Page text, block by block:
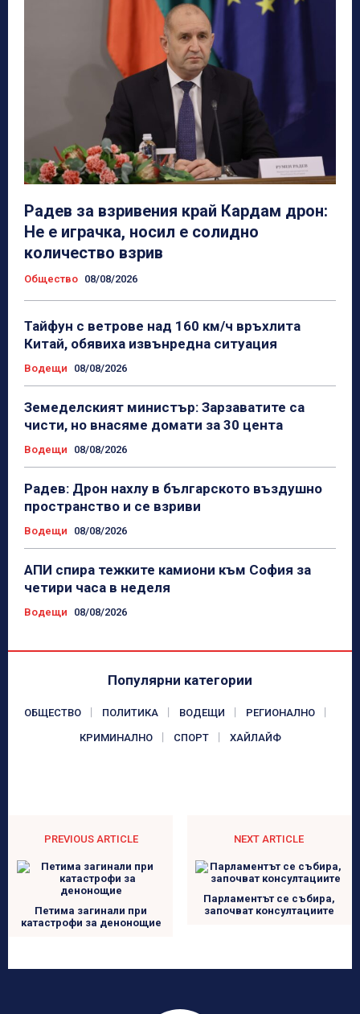
Радев за взривения край Кардам дрон:
Не е играчка, носил е солидно
количество взрив
Общество 08/08/2026
Тайфун с ветрове над 160 км/ч връхлита
Китай, обявиха извънредна ситуация
Водещи 08/08/2026
Земеделският министър: Зарзаватите са
чисти, но внасяме домати за 30 цента
Водещи 08/08/2026
Радев: Дрон нахлу в българското въздушно
пространство и се взриви
Водещи 08/08/2026
АПИ спира тежките камиони към София за
четири часа в неделя
Водещи 08/08/2026
Популярни категории
ОБЩЕСТВО ПОЛИТИКА ВОДЕЩИ РЕГИОНАЛНО
КРИМИНАЛНО СПОРТ ХАЙЛАЙФ
PREVIOUS ARTICLE
Петима загинали при
катастрофи за денонощие
NEXT ARTICLE
Парламентът се събира,
започват консултациите